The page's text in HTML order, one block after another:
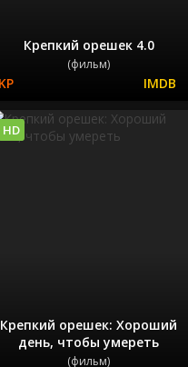
Крепкий орешек 4.0
(фильм)
Крепкий орешек: Хороший
день, чтобы умереть
(фильм)
HD